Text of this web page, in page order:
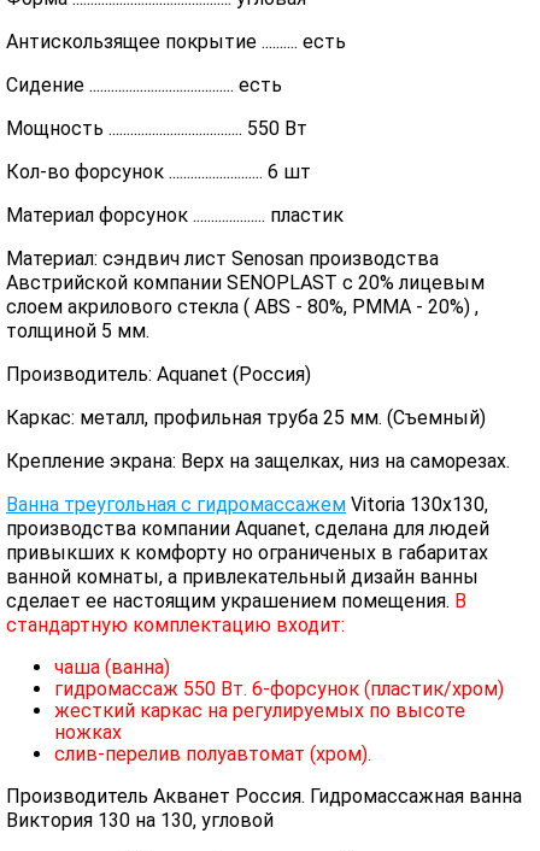
Антискользящее покрытие .......... есть
Сидение ........................................ есть
Мощность ..................................... 550 Вт
Кол-во форсунок .......................... 6 шт
Материал форсунок .................... пластик
Материал: сэндвич лист Senosan производства
Австрийской компании SENOPLAST c 20% лицевым
слоем акрилового стекла ( ABS - 80%, PMMA - 20%) ,
толщиной 5 мм.
Производитель: Aquanet (Россия)
Каркас: металл, профильная труба 25 мм. (Съемный)
Крепление экрана: Верх на защелках, низ на саморезах.
Ванна треугольная с гидромассажем Vitoria 130х130,
производства компании Aquanet, сделана для людей
привыкших к комфорту но ограниченых в габаритах
ванной комнаты, а привлекательный дизайн ванны
сделает ее настоящим украшением помещения. В
стандартную комплектацию входит:
чаша (ванна)
гидромассаж 550 Вт. 6-форсунок (пластик/хром)
жесткий каркас на регулируемых по высоте
ножках
слив-перелив полуавтомат (хром).
Производитель Акванет Россия. Гидромассажная ванна
Виктория 130 на 130, угловой